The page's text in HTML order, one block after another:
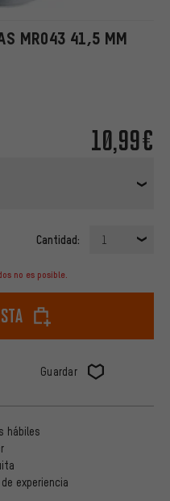
MR043 41,5 MM
10,99€
Cantidad: 1
no es posible.
Guardar
hábiles
experiencia